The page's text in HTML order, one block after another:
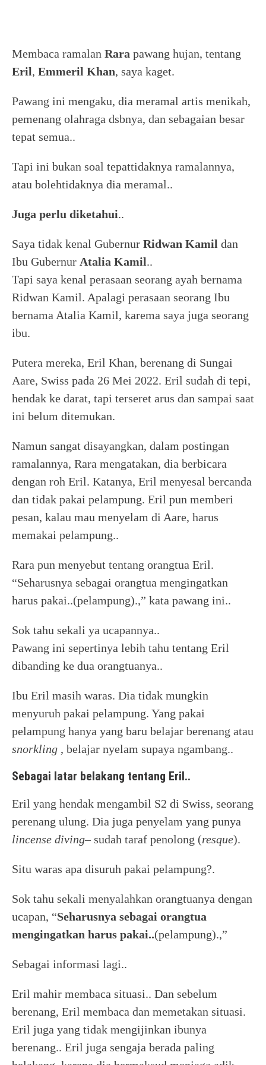
Membaca ramalan Rara pawang hujan, tentang
Eril, Emmeril Khan, saya kaget.
Pawang ini mengaku, dia meramal artis menikah,
pemenang olahraga dsbnya, dan sebagaian besar
tepat semua..
Tapi ini bukan soal tepattidaknya ramalannya,
atau bolehtidaknya dia meramal..
Juga perlu diketahui..
Saya tidak kenal Gubernur Ridwan Kamil dan
Ibu Gubernur Atalia Kamil..
Tapi saya kenal perasaan seorang ayah bernama
Ridwan Kamil. Apalagi perasaan seorang Ibu
bernama Atalia Kamil, karema saya juga seorang
ibu.
Putera mereka, Eril Khan, berenang di Sungai
Aare, Swiss pada 26 Mei 2022. Eril sudah di tepi,
hendak ke darat, tapi terseret arus dan sampai saat
ini belum ditemukan.
Namun sangat disayangkan, dalam postingan
ramalannya, Rara mengatakan, dia berbicara
dengan roh Eril. Katanya, Eril menyesal bercanda
dan tidak pakai pelampung. Eril pun memberi
pesan, kalau mau menyelam di Aare, harus
memakai pelampung..
Rara pun menyebut tentang orangtua Eril.
“Seharusnya sebagai orangtua mengingatkan
harus pakai..(pelampung).,” kata pawang ini..
Sok tahu sekali ya ucapannya..
Pawang ini sepertinya lebih tahu tentang Eril
dibanding ke dua orangtuanya..
Ibu Eril masih waras. Dia tidak mungkin
menyuruh pakai pelampung. Yang pakai
pelampung hanya yang baru belajar berenang atau
snorkling , belajar nyelam supaya ngambang..
Sebagai latar belakang tentang Eril..
Eril yang hendak mengambil S2 di Swiss, seorang
perenang ulung. Dia juga penyelam yang punya
lincense diving– sudah taraf penolong (resque).
Situ waras apa disuruh pakai pelampung?.
Sok tahu sekali menyalahkan orangtuanya dengan
ucapan, “Seharusnya sebagai orangtua
mengingatkan harus pakai..(pelampung).,”
Sebagai informasi lagi..
Eril mahir membaca situasi.. Dan sebelum
berenang, Eril membaca dan memetakan situasi.
Eril juga yang tidak mengijinkan ibunya
berenang.. Eril juga sengaja berada paling